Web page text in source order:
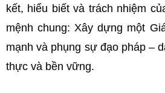
kết, hiểu biết và trách nhiệm
mệnh chung: Xây dựng một
mạnh và phụng sự đạo pháp –
thực và bền vững.